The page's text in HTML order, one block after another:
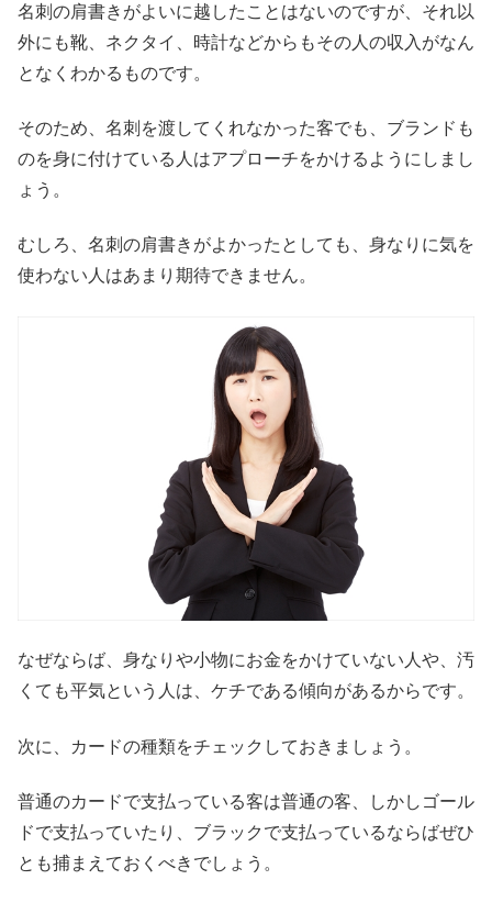
名刺の肩書きがよいに越したことはないのですが、それ以
外にも靴、ネクタイ、時計などからもその人の収入がなん
となくわかるものです。
そのため、名刺を渡してくれなかった客でも、ブランドも
のを身に付けている人はアプローチをかけるようにしまし
ょう。
むしろ、名刺の肩書きがよかったとしても、身なりに気を
使わない人はあまり期待できません。
なぜならば、身なりや小物にお金をかけていない人や、汚
くても平気という人は、ケチである傾向があるからです。
次に、カードの種類をチェックしておきましょう。
普通のカードで支払っている客は普通の客、しかしゴール
ドで支払っていたり、ブラックで支払っているならばぜひ
とも捕まえておくべきでしょう。